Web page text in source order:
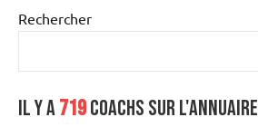
Rechercher
Il y a719coachs sur l'annuaire